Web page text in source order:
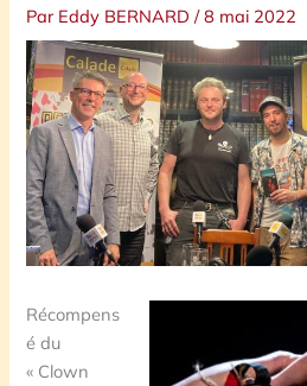
Par Eddy BERNARD/8 mai 2022
Récompens
é du
« Clown